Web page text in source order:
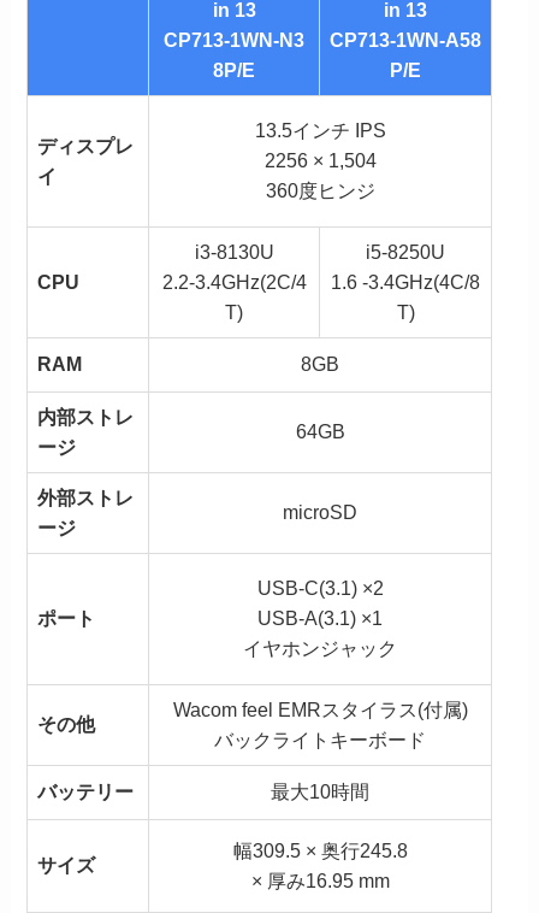
in 13
CP713-1WN-N3
8P/E
in 13
CP713-1WN-A58
P/E
ディスプレ
イ
13.5インチ IPS
2256 × 1,504
360度ヒンジ
CPU
i3-8130U
2.2-3.4GHz(2C/4
T)
i5-8250U
1.6 -3.4GHz(4C/8
T)
RAM 8GB
内部ストレ
ージ
64GB
外部ストレ
ージ
microSD
ポート
USB-C(3.1) ×2
USB-A(3.1) ×1
イヤホンジャック
その他
Wacom feel EMRスタイラス(付属)
バックライトキーボード
バッテリー 最大10時間
サイズ
幅309.5 × 奥行245.8
× 厚み16.95 mm